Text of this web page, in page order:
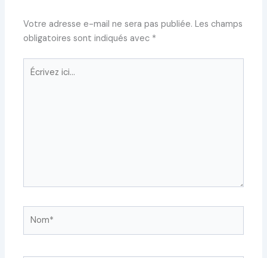
Votre adresse e-mail ne sera pas publiée. Les champs
obligatoires sont indiqués avec *
Écrivez